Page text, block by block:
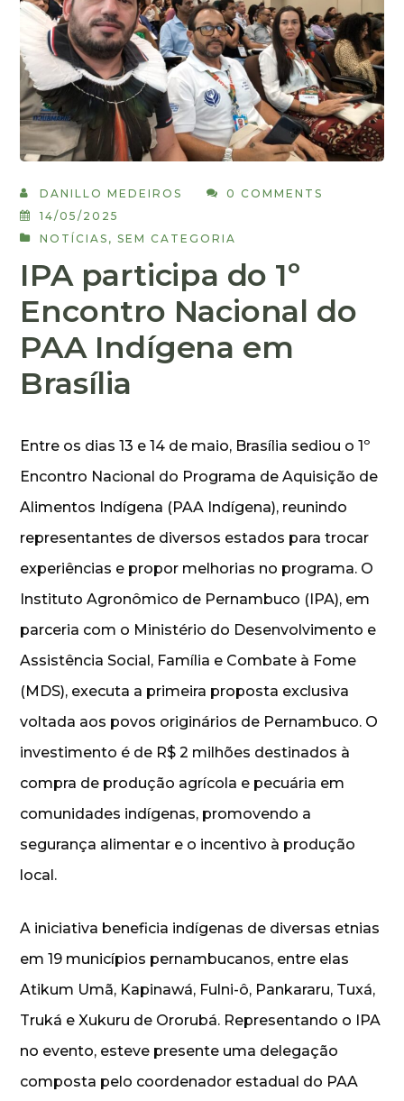
DANILLO MEDEIROS
0 COMMENTS
14/05/2025
NOTÍCIAS ,SEM CATEGORIA
IPA participa do 1º
Encontro Nacional do
PAA Indígena em
Brasília
Entre os dias 13 e 14 de maio, Brasília sediou o 1º
Encontro Nacional do Programa de Aquisição de
Alimentos Indígena (PAA Indígena), reunindo
representantes de diversos estados para trocar
experiências e propor melhorias no programa. O
Instituto Agronômico de Pernambuco (IPA), em
parceria com o Ministério do Desenvolvimento e
Assistência Social, Família e Combate à Fome
(MDS), executa a primeira proposta exclusiva
voltada aos povos originários de Pernambuco. O
investimento é de R$ 2 milhões destinados à
compra de produção agrícola e pecuária em
comunidades indígenas, promovendo a
segurança alimentar e o incentivo à produção
local.
A iniciativa beneficia indígenas de diversas etnias
em 19 municípios pernambucanos, entre elas
Atikum Umã, Kapinawá, Fulni-ô, Pankararu, Tuxá,
Truká e Xukuru de Ororubá. Representando o IPA
no evento, esteve presente uma delegação
composta pelo coordenador estadual do PAA